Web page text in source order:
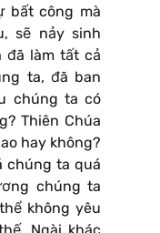
bất công mà
sẽ nảy sinh
đã làm tất cả
ta, đã ban
chúng ta có
Thiên Chúa
hay không?
chúng ta quá
chúng ta
không yêu